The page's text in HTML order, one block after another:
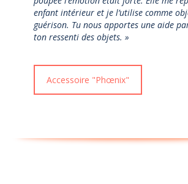
enfant intérieur et je l’utilise comme
guérison. Tu nous apportes une aide
ton ressenti des objets. »
Accessoire "Phœnix"